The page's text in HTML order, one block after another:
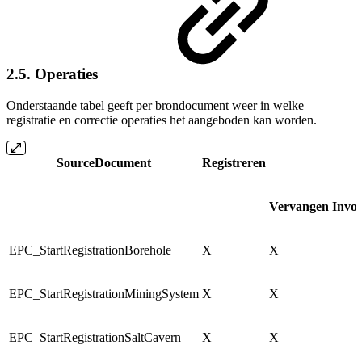
2.5. Operaties
Onderstaande tabel geeft per brondocument weer in welke
registratie en correctie operaties het aangeboden kan worden.
SourceDocument Registreren
Vervangen
EPC_StartRegistrationBorehole X X
EPC_StartRegistrationMiningSystem X X
EPC_StartRegistrationSaltCavern X X